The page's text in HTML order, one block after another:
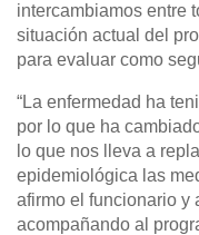
intercambiamos entre
situación actual del
para evaluar como
“La enfermedad ha
por lo que ha
lo que nos lleva a
epidemiológica las
afirmo el funcionario y
acompañando al